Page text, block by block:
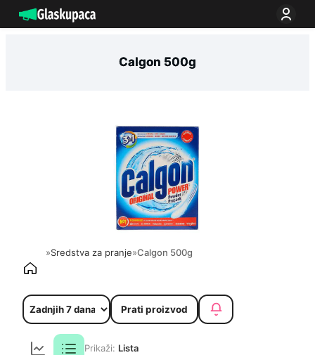
na
Calgon 500g
»Sredstva za pranje»Calgon 500g
Prati proizvod
Prikaži: Lista